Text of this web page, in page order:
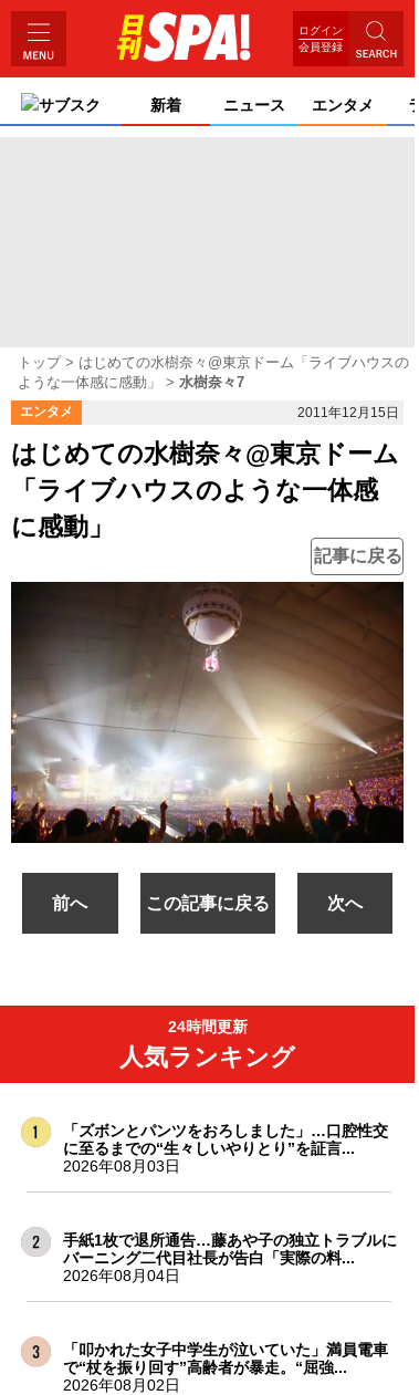
ログイン
会員登録
サブスク 新着 ニュース エンタメ
トップ
はじめての水樹奈々@東京ドーム「ライブハウスの
ような一体感に感動」
水樹奈々7
エンタメ 2011年12月15日
はじめての水樹奈々@東京ドーム
「ライブハウスのような一体感
に感動」
記事に戻る
前へ この記事に戻る 次へ
24時間更新
人気ランキング
「ズボンとパンツをおろしました」…口腔性交
に至るまでの“生々しいやりとり”を証言...
2026年08月03日
手紙1枚で退所通告…藤あや子の独立トラブルに
バーニング二代目社長が告白「実際の料...
2026年08月04日
「叩かれた女子中学生が泣いていた」満員電車
で“杖を振り回す”高齢者が暴走。“屈強...
2026年08月02日